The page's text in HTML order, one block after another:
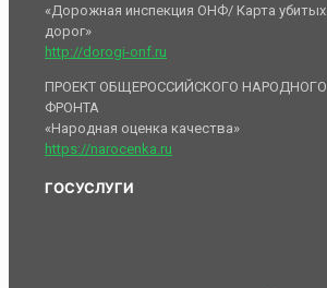
«Дорожная инспекция ОНФ/ Карта убитых
дорог»
http://dorogi-onf.ru
ПРОЕКТ ОБЩЕРОССИЙСКОГО НАРОДНОГО
ФРОНТА
«Народная оценка качества»
https://narocenka.ru
ГОСУСЛУГИ